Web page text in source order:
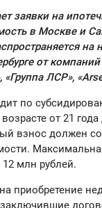
заявки на
в Москве и
на
от компаний
«Группа ЛСР», «
по
от 21
взнос должен
12 млн рублей.
приобретение
заключившие